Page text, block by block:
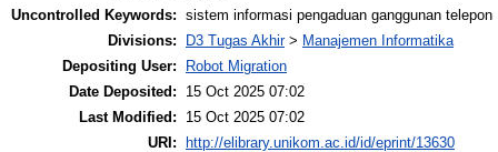
Uncontrolled Keywords: sistem informasi pengaduan ganggunan telepon
Divisions:
D3 Tugas Akhir> Manajemen Informatika
Depositing User:
Robot Migration
Date Deposited:
15 Oct 2025 07:02
Last Modified:
15 Oct 2025 07:02
URI: http://elibrary.unikom.ac.id/id/eprint/13630